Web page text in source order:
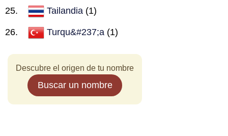
Tailandia (1)
Turqu&#237;a (1)
Descubre el origen de tu nombre
Buscar un nombre